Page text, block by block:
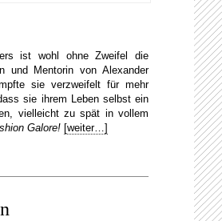
ist wohl ohne Zweifel die
und Mentorin von Alexander
sie verzweifelt für mehr
sie ihrem Leben selbst ein
vielleicht zu spät in vollem
Galore! [weiter…]